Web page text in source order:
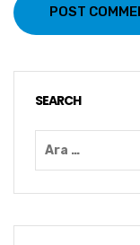
POST
SEARCH